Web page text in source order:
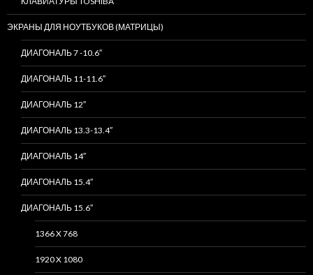
ЭКРАНЫ ДЛЯ НОУТБУКОВ (МАТРИЦЫ)
ДИАГОНАЛЬ 7 -10.6″
ДИАГОНАЛЬ 11-11.6″
ДИАГОНАЛЬ 12″
ДИАГОНАЛЬ 13.3-13.4″
ДИАГОНАЛЬ 14″
ДИАГОНАЛЬ 15.4″
ДИАГОНАЛЬ 15.6″
1366 X 768
1920 X 1080